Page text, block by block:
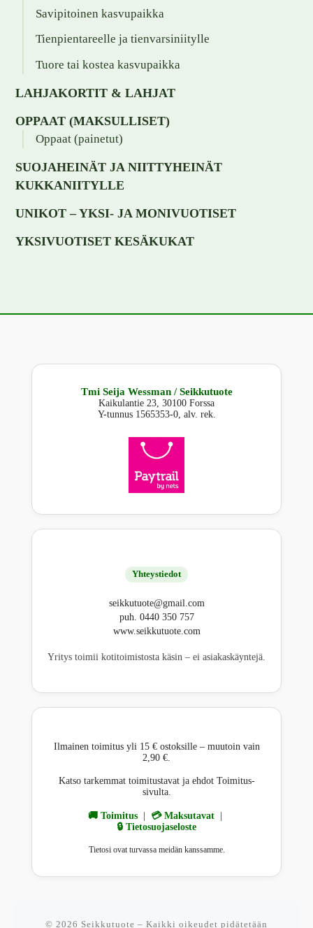
Savipitoinen kasvupaikka
Tienpientareelle ja tienvarsiniitylle
Tuore tai kostea kasvupaikka
LAHJAKORTIT & LAHJAT
OPPAAT (MAKSULLISET)
Oppaat (painetut)
SUOJAHEINÄT JA NIITTYHEINÄT
KUKKANIITYLLE
UNIKOT – YKSI- JA MONIVUOTISET
YKSIVUOTISET KESÄKUKAT
Tmi Seija Wessman / Seikkutuote
Kaikulantie 23, 30100 Forssa
Y-tunnus 1565353-0, alv. rek.
Yhteystiedot
seikkutuote@gmail.com
puh. 0440 350 757
www.seikkutuote.com
Yritys toimii kotitoimistosta käsin – ei asiakaskäyntejä.
Ilmainen toimitus yli 15 € ostoksille – muutoin vain
2,90 €.
Katso tarkemmat toimitustavat ja ehdot Toimitus-
sivulta.
🚚 Toimitus | 💳 Maksutavat |
🔒 Tietosuojaseloste
Tietosi ovat turvassa meidän kanssamme.
© 2026 Seikkutuote – Kaikki oikeudet pidätetään